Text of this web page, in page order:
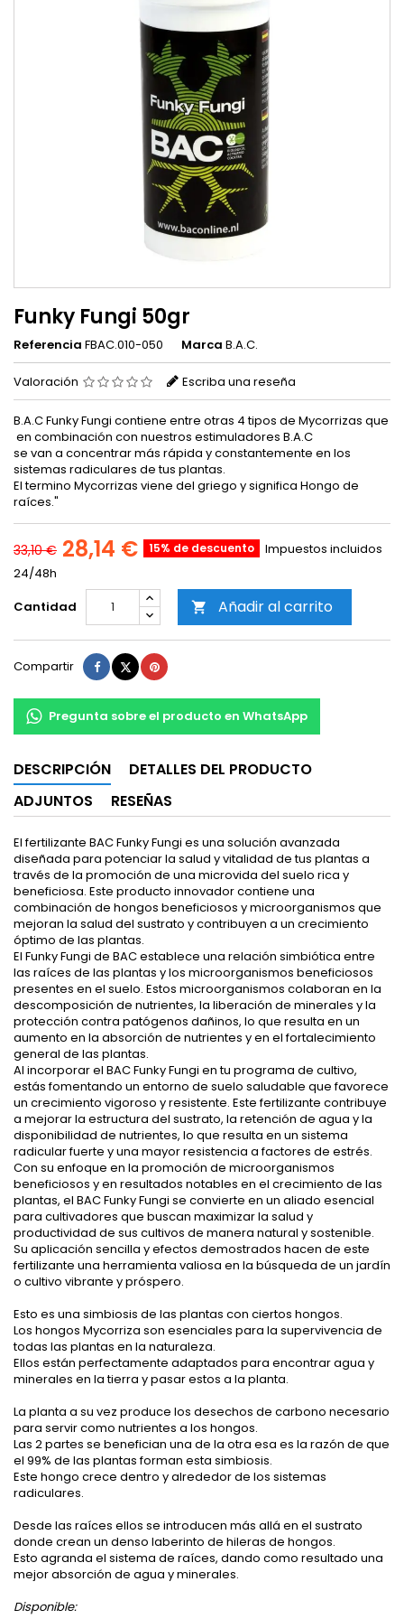
Funky Fungi 50gr
Referencia FBAC.010-050 Marca B.A.C.
Valoración Escriba una reseña
B.A.C Funky Fungi contiene entre otras 4 tipos de Mycorrizas que
en combinación con nuestros estimuladores B.A.C
se van a concentrar más rápida y constantemente en los
sistemas radiculares de tus plantas.
El termino Mycorrizas viene del griego y significa Hongo de
raíces."
33,10 € 28,14 € 15% de descuento
Impuestos incluidos
24/48h
Cantidad
 Añadir al carrito
Compartir Compartir
TuitearPinterest
Pregunta sobre el producto en WhatsApp
DESCRIPCIÓN
DETALLES DEL PRODUCTO
ADJUNTOS
RESEÑAS
El fertilizante BAC Funky Fungi es una solución avanzada
diseñada para potenciar la salud y vitalidad de tus plantas a
través de la promoción de una microvida del suelo rica y
beneficiosa. Este producto innovador contiene una
combinación de hongos beneficiosos y microorganismos que
mejoran la salud del sustrato y contribuyen a un crecimiento
óptimo de las plantas.
El Funky Fungi de BAC establece una relación simbiótica entre
las raíces de las plantas y los microorganismos beneficiosos
presentes en el suelo. Estos microorganismos colaboran en la
descomposición de nutrientes, la liberación de minerales y la
protección contra patógenos dañinos, lo que resulta en un
aumento en la absorción de nutrientes y en el fortalecimiento
general de las plantas.
Al incorporar el BAC Funky Fungi en tu programa de cultivo,
estás fomentando un entorno de suelo saludable que favorece
un crecimiento vigoroso y resistente. Este fertilizante contribuye
a mejorar la estructura del sustrato, la retención de agua y la
disponibilidad de nutrientes, lo que resulta en un sistema
radicular fuerte y una mayor resistencia a factores de estrés.
Con su enfoque en la promoción de microorganismos
beneficiosos y en resultados notables en el crecimiento de las
plantas, el BAC Funky Fungi se convierte en un aliado esencial
para cultivadores que buscan maximizar la salud y
productividad de sus cultivos de manera natural y sostenible.
Su aplicación sencilla y efectos demostrados hacen de este
fertilizante una herramienta valiosa en la búsqueda de un jardín
o cultivo vibrante y próspero.
Esto es una simbiosis de las plantas con ciertos hongos.
Los hongos Mycorriza son esenciales para la supervivencia de
todas las plantas en la naturaleza.
Ellos están perfectamente adaptados para encontrar agua y
minerales en la tierra y pasar estos a la planta.
La planta a su vez produce los desechos de carbono necesario
para servir como nutrientes a los hongos.
Las 2 partes se benefician una de la otra esa es la razón de que
el 99% de las plantas forman esta simbiosis.
Este hongo crece dentro y alrededor de los sistemas
radiculares.
Desde las raíces ellos se introducen más allá en el sustrato
donde crean un denso laberinto de hileras de hongos.
Esto agranda el sistema de raíces, dando como resultado una
mejor absorción de agua y minerales.
Disponible: